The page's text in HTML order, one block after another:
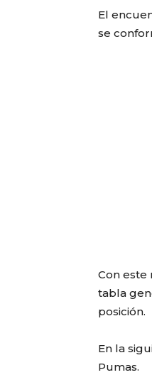
El
se
Con este
tabla
posición.
En la
Pumas.